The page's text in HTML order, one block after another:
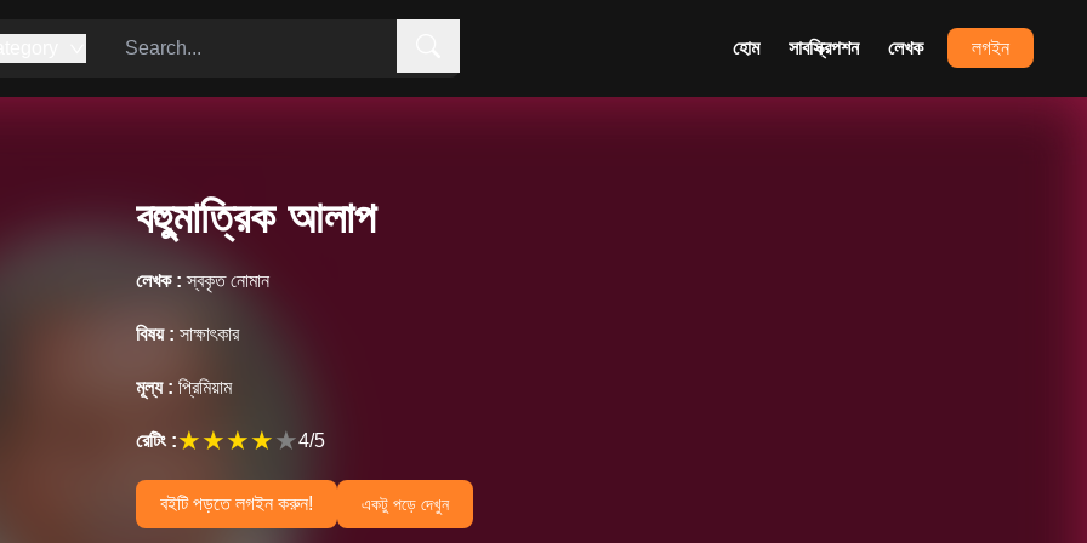
হোম সাবস্ক্রিপশন লেখক লগইন
বহুুমাত্রিক আলাপ
লেখক : স্বকৃত নোমান
বিষয় : সাক্ষাৎকার
মূল্য : প্রিমিয়াম
রেটিং :★★★★★4/5
বইটি পড়তে লগইন করুন! একটু পড়ে দেখুন